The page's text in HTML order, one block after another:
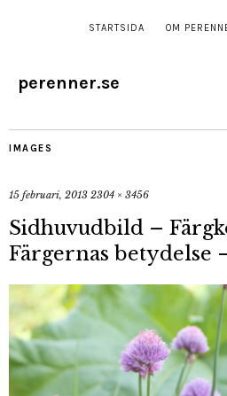
STARTSIDA OM
perenner.se
IMAGES
15 februari, 2013 2304 × 3456
Sidhuvudbild –
Färgernas betydelse